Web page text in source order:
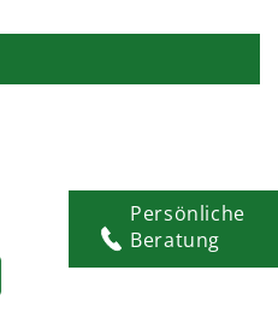
Persönliche
Beratung